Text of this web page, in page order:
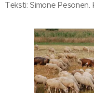
Teksti: Simone Pesonen.